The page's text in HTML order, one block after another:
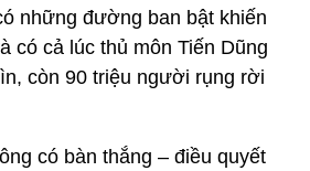
những đường ban bật khiến
có cả lúc thủ môn Tiến Dũng
còn 90 triệu người rụng rời
có bàn thắng – điều quyết